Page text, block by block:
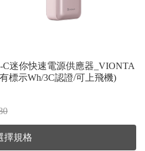
C迷你快速電源供應器_VIONTA
標示Wh/3C認證/可上飛機)
擇規格